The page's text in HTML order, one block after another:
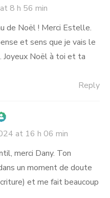
8 h 56 min
de Noël ! Merci Estelle.
et sens que je vais le
Joyeux Noël à toi et ta
Reply
at 16 h 06 min
merci Dany. Ton
un moment de doute
et me fait beaucoup